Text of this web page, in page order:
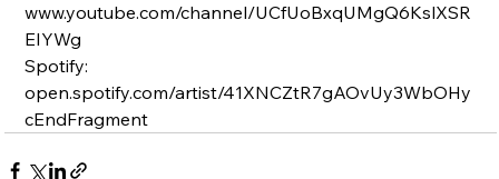
www.youtube.com/channel/UCfUoBxqUMgQ6KslXSR
EIYWg
Spotify:
open.spotify.com/artist/41XNCZtR7gAOvUy3WbOHy
cEndFragment